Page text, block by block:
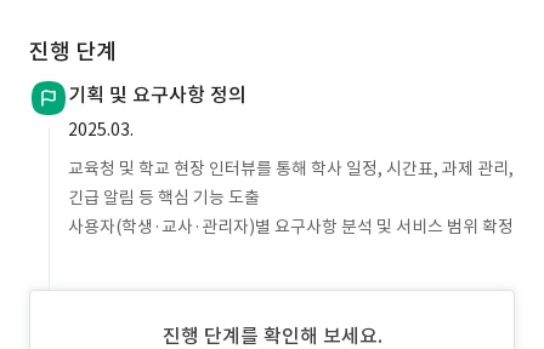
진행 단계
기획 및 요구사항 정의
2025.03.
교육청 및 학교 현장 인터뷰를 통해 학사 일정, 시간표, 과제 관리,
긴급 알림 등 핵심 기능 도출
사용자(학생·교사·관리자)별 요구사항 분석 및 서비스 범위 확정
진행 단계를 확인해 보세요.